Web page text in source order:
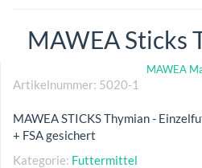
MAWEA Sticks
MAWEA
Artikelnummer: 5020-1
MAWEA STICKS Thymian -
+ FSA gesichert
Kategorie: Futtermittel